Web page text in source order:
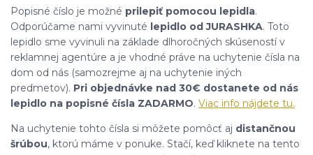
Popisné číslo je možné prilepiť pomocou lepidla.
Odporúčame nami vyvinuté lepidlo od JURASHKA. Toto
lepidlo sme vyvinuli na základe dlhoročných skúseností v
reklamnej agentúre a je vhodné práve na uchytenie čísla na
dom od nás (samozrejme aj na uchytenie iných
predmetov). Pri objednávke nad 30€ dostanete od nás
lepidlo na popisné čísla ZADARMO. Viac info nájdete tu.
Na uchytenie tohto čísla si môžete pomôcť aj distančnou
šrúbou, ktorú máme v ponuke. Stačí, keď kliknete na tento